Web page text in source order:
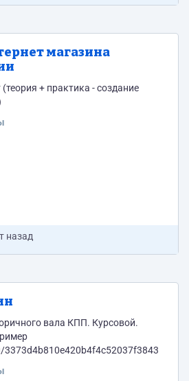
магазина
+ практика - создание
назад
вала КПП. Курсовой.